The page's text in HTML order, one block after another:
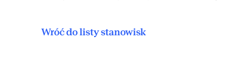
Wróć do listy stanowisk